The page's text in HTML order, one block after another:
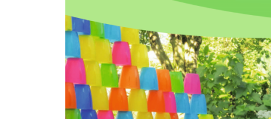
Zum Anfang der Bildergalerie springen
Ilona Widmer, Iris Bräuninger